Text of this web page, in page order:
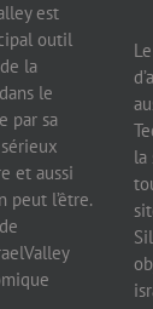
est
outil
la
le
par sa
et aussi
peut l’être.
la